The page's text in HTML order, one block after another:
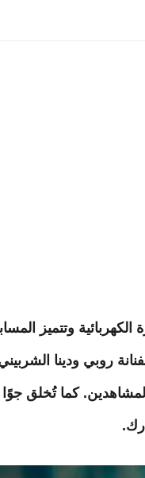
وتتميز
روبي ودينا
كما تُخلق